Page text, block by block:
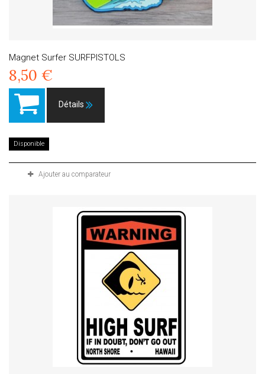
Magnet Surfer SURFPISTOLS
8,50 €
Détails
Disponible
Ajouter au comparateur